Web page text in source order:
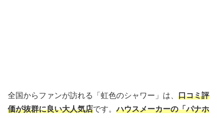
全国からファンが訪れる「虹色のシャワー」は、 口コミ評
価が抜群に良い大人気店です。ハウスメーカーの「パナホ